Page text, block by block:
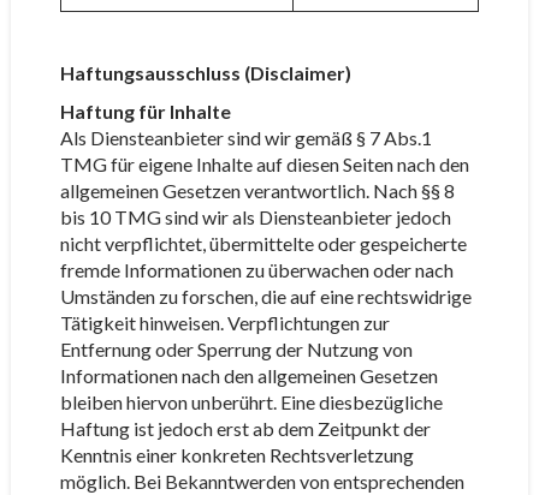
Haftungsausschluss (Disclaimer)
Haftung für Inhalte
Als Diensteanbieter sind wir gemäß § 7 Abs.1
TMG für eigene Inhalte auf diesen Seiten nach den
allgemeinen Gesetzen verantwortlich. Nach §§ 8
bis 10 TMG sind wir als Diensteanbieter jedoch
nicht verpflichtet, übermittelte oder gespeicherte
fremde Informationen zu überwachen oder nach
Umständen zu forschen, die auf eine rechtswidrige
Tätigkeit hinweisen. Verpflichtungen zur
Entfernung oder Sperrung der Nutzung von
Informationen nach den allgemeinen Gesetzen
bleiben hiervon unberührt. Eine diesbezügliche
Haftung ist jedoch erst ab dem Zeitpunkt der
Kenntnis einer konkreten Rechtsverletzung
möglich. Bei Bekanntwerden von entsprechenden